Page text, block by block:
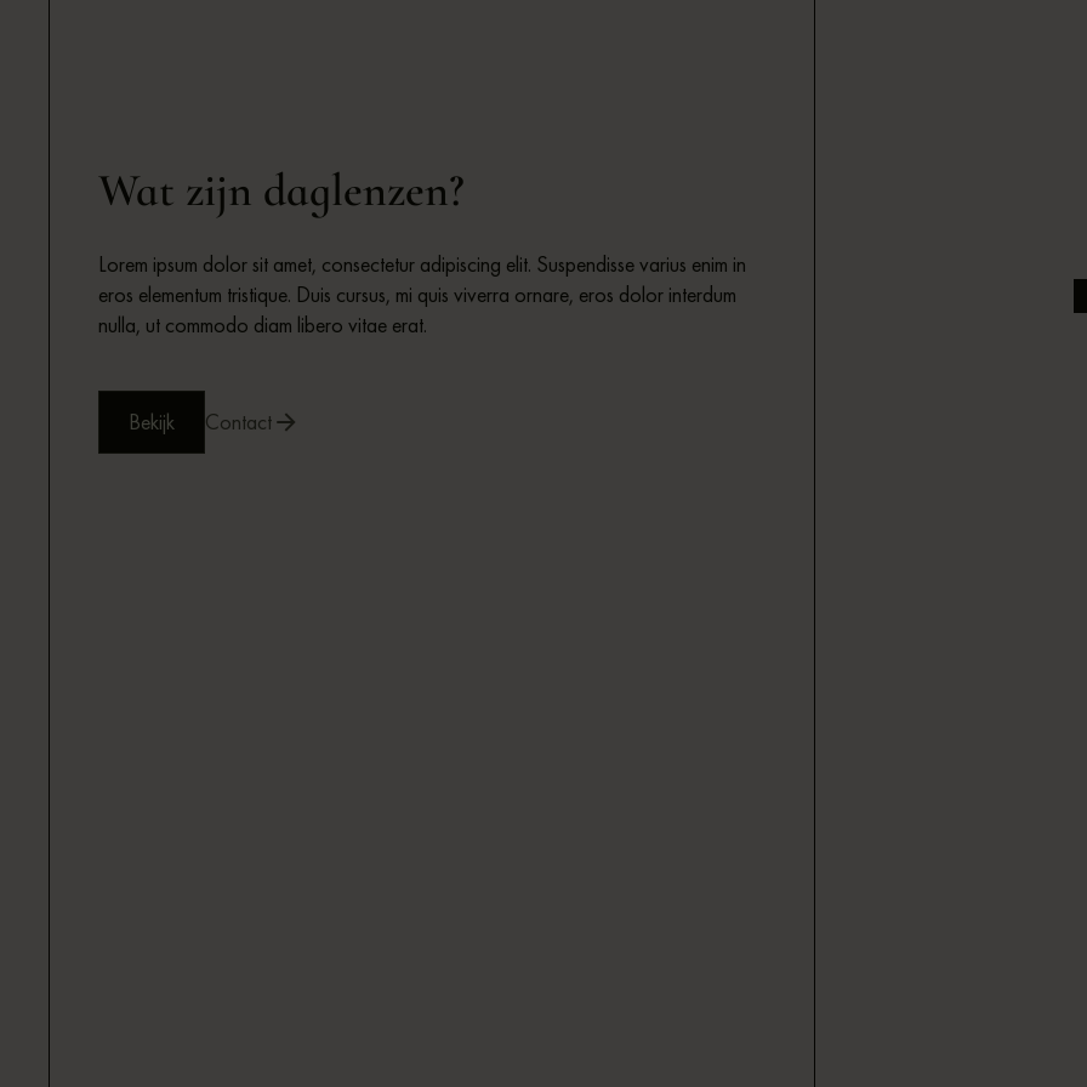
Wat zijn daglenzen?
Lorem ipsum dolor sit amet, consectetur adipiscing elit. Suspendisse varius enim in
eros elementum tristique. Duis cursus, mi quis viverra ornare, eros dolor interdum
nulla, ut commodo diam libero vitae erat.
Bekijk Contact